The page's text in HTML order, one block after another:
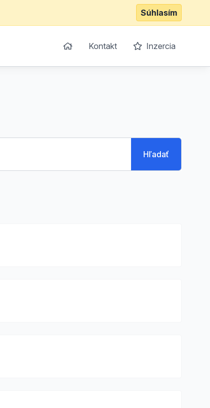
Súhlasím
Kontakt Inzercia
Hľadať